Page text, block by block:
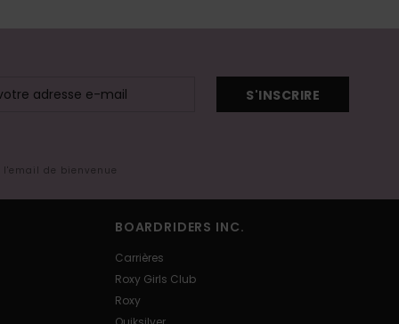
S'INSCRIRE
de bienvenue
BOARDRIDERS INC.
Carrières
Roxy Girls Club
Roxy